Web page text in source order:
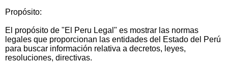
Propósito:
El propósito de "El Peru Legal" es mostrar las normas
legales que proporcionan las entidades del Estado del Perú
para buscar información relativa a decretos, leyes,
resoluciones, directivas.